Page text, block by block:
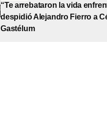
“Te arrebataron la vida
despidió Alejandro Fierro a
Gastélum